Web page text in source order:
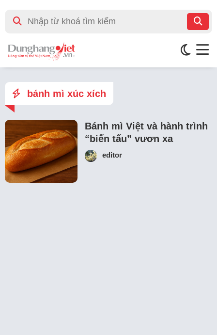
bánh mì xúc xích
Bánh mì Việt và hành trình
“biến tấu” vươn xa
editor